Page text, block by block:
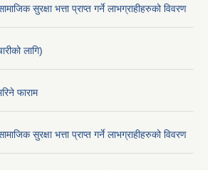
सुरक्षा भत्ता प्राप्त गर्ने लाभग्राहीहरुको विवरण
लागि)
फाराम
सुरक्षा भत्ता प्राप्त गर्ने लाभग्राहीहरुको विवरण